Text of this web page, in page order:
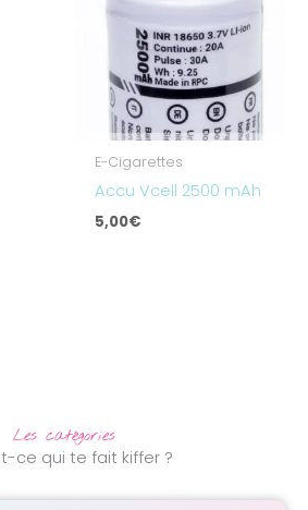
E-Cigarettes
Accu Vcell 2500 mAh
5,00€
Les catégories
ce qui te fait kiffer ?